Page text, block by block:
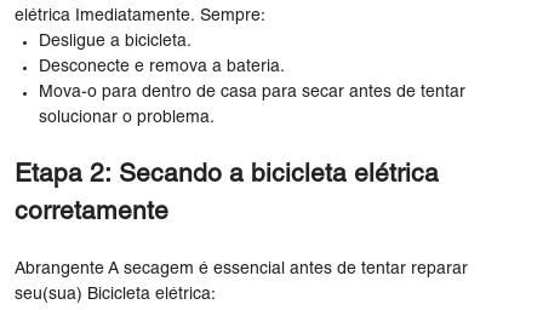
elétrica Imediatamente. Sempre:
Desligue a bicicleta.
Desconecte e remova a bateria.
Mova-o para dentro de casa para secar antes de tentar
solucionar o problema.
Etapa 2: Secando a bicicleta elétrica
corretamente
Abrangente A secagem é essencial antes de tentar reparar
seu(sua) Bicicleta elétrica: